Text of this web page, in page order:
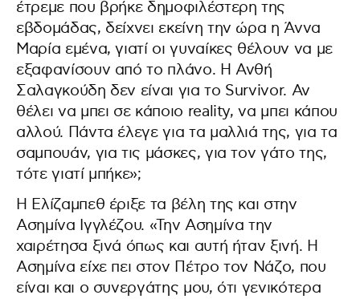
έτρεμε που βρήκε δημοφιλέστερη της
εβδομάδας, δείχνει εκείνη την ώρα η Άννα
Μαρία εμένα, γιατί οι γυναίκες θέλουν να με
εξαφανίσουν από το πλάνο. Η Ανθή
Σαλαγκούδη δεν είναι για το Survivor. Αν
θέλει να μπει σε κάποιο reality, να μπει κάπου
αλλού. Πάντα έλεγε για τα μαλλιά της, για τα
σαμπουάν, για τις μάσκες, για τον γάτο της,
τότε γιατί μπήκε»;
Η Ελίζαμπεθ έριξε τα βέλη της και στην
Ασημίνα Ιγγλέζου. «Την Ασημίνα την
χαιρέτησα ξινά όπως και αυτή ήταν ξινή. Η
Ασημίνα είχε πει στον Πέτρο τον Νάζο, που
είναι και ο συνεργάτης μου, ότι γενικότερα